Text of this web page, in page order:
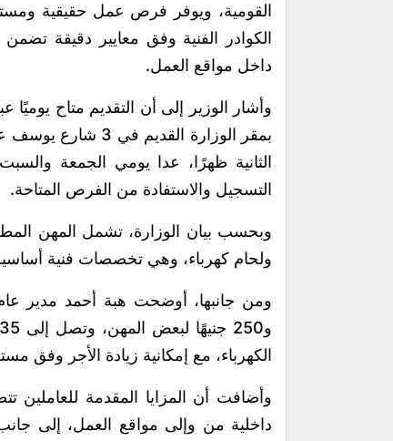
القومية، ويوفر فرص عمل حقيقية
الكوادر الفنية وفق معايير دقيقة
داخل مواقع العمل.
وأشار الوزير إلى أن التقديم متاح يوميًا
بمقر الوزارة
الثانية ظهرًا، عدا يومي الجمعة
التسجيل والاستفادة من الفرص المتاحة.
وبحسب بيان الوزارة، تشمل المهن
ولحام كهرباء، وهي تخصصات فنية
الكهرباء، مع إمكانية زيادة الأجر وفق
وأضافت أن المزايا المقدمة للعاملين